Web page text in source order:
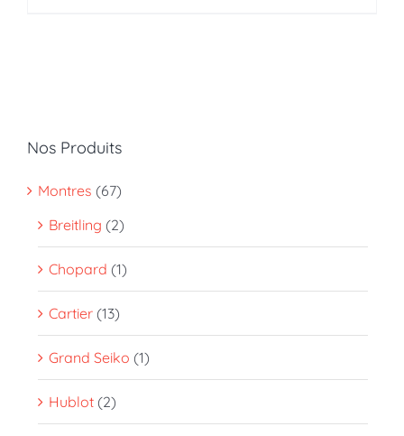
Nos Produits
Montres (67)
Breitling (2)
Chopard (1)
Cartier (13)
Grand Seiko (1)
Hublot (2)